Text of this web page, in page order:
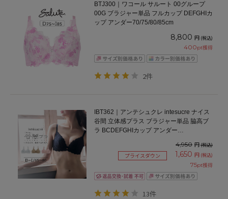
BTJ300｜ワコール サルート 00グループ
00G ブラジャー単品 フルカップ DEFGHIカ
ップ アンダー70/75/80/85cm
8,800 円 (税込)
400pt獲得
2件
IBT362｜アンテシュクレ intesucre ナイス
谷間 立体感プラス ブラジャー単品 脇高ブ
ラ BCDEFGHIカップ アンダー
4,950 円(税込)
プライスダウン 1,650 円 (税込)
75pt獲得
13件